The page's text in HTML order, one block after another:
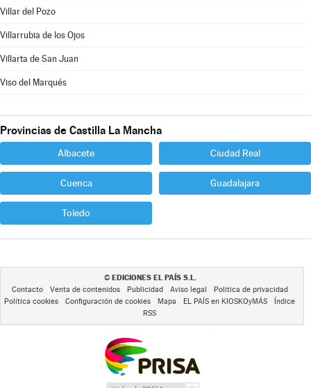
Villar del Pozo
Villarrubia de los Ojos
Villarta de San Juan
Viso del Marqués
Provincias de Castilla La Mancha
Albacete Ciudad Real
Cuenca Guadalajara
Toledo
© EDICIONES EL PAÍS S.L.
Contacto Venta de contenidos Publicidad Aviso legal
Política de privacidad
Política cookies
Configuración de cookies Mapa EL PAÍS en KIOSKOyMÁS
Índice
RSS